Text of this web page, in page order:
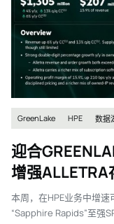
GreenLake HPE 数据
迎合
增强
本周，在HPE业务中增
“Sapphire Rapids”至强